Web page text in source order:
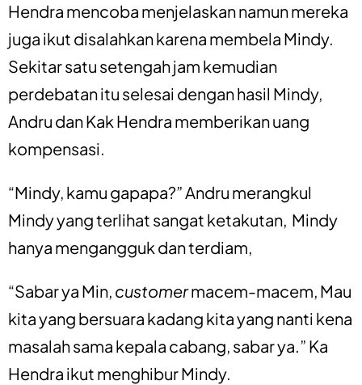
Hendra mencoba menjelaskan namun mereka
juga ikut disalahkan karena membela Mindy.
Sekitar satu setengah jam kemudian
perdebatan itu selesai dengan hasil Mindy,
Andru dan Kak Hendra memberikan uang
kompensasi.
“Mindy, kamu gapapa?” Andru merangkul
Mindy yang terlihat sangat ketakutan, Mindy
hanya mengangguk dan terdiam,
“Sabar ya Min, customermacem-macem, Mau
kita yang bersuara kadang kita yang nanti kena
masalah sama kepala cabang, sabar ya.” Ka
Hendra ikut menghibur Mindy.